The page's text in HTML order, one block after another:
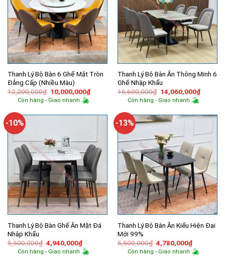
Thanh Lý Bộ Bàn 6 Ghế Mặt Tròn
Đẳng Cấp (Nhiều Màu)
12,200,000₫ Giá
gốc
là:
10,000,000₫Giá
hiện
10,000,000₫.
Còn hàng - Giao nhanh
Thanh Lý Bộ Bàn Ăn Thông Minh 6
Ghế Nhập Khẩu
16,600,000₫ Giá
gốc
là:
14,060,000₫Giá
hiện
Còn hàng - Giao nhanh
-10%
Thanh Lý Bộ Bàn Ghế Ăn Mặt Đá
Nhập Khẩu
5,500,000₫ Giá
gốc
là:
4,940,000₫Giá
hiện
tại
Còn hàng - Giao nhanh
-13%
Thanh Lý Bộ Bàn Ăn Kiểu Hiện Đại
Mới 99%
5,500,000₫ Giá
gốc
là:
4,780,000₫Giá
hiện
tại
Còn hàng - Giao nhanh